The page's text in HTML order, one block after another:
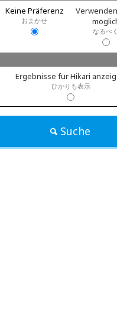
Keine Präferenz
おまかせ
なるべく
Ergebnisse für Hikari
ひかりも表示
Suche